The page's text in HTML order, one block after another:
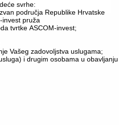
svrhe:
područja Republike Hrvatske
invest pruža
tvrtke ASCOM-invest;
Vašeg zadovoljstva uslugama;
i drugim osobama u